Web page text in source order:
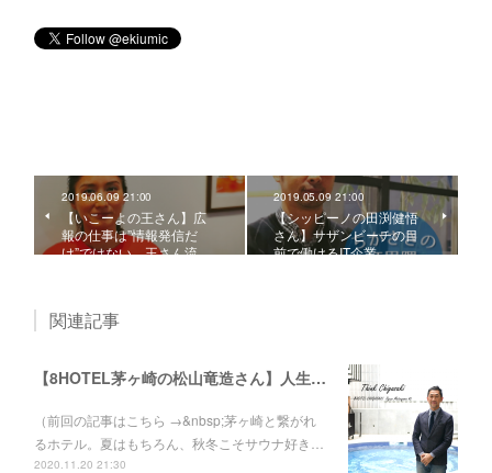
2019.06.09 21:00
【いこーよの王さん】広
報の仕事は”情報発信だ
け”ではない。王さん流…
2019.05.09 21:00
【シッピーノの田渕健悟
さん】サザンビーチの目
前で働けるIT企業
関連記事
【8HOTEL茅ヶ崎の松山竜造さん】人生を変えた、社長との再会。ゼットンから湘南レーベルへ。
（前回の記事はこちら →&nbsp;茅ヶ崎と繋がれ
るホテル。夏はもちろん、秋冬こそサウナ好き…
2020.11.20 21:30